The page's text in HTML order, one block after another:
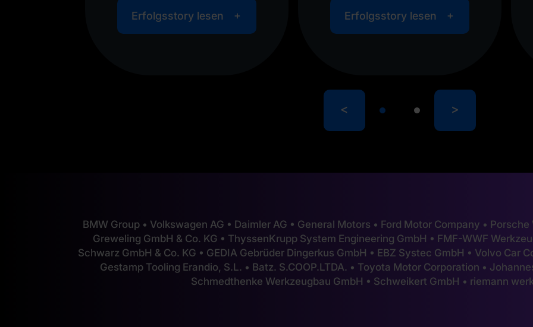
Erfolgsstory lesen Erfolgsstory lesen
< >
BMW Group • Volkswagen AG • Daimler AG • General Motors • Ford Motor Company •
Greweling GmbH & Co. KG • ThyssenKrupp System Engineering GmbH • FMF-WWF
Schwarz GmbH & Co. KG • GEDIA Gebrüder Dingerkus GmbH • EBZ Systec GmbH • Volvo Car
Gestamp Tooling Erandio, S.L. • Batz. S.COOP.LTDA. • Toyota Motor Corporation •
Schmedthenke Werkzeugbau GmbH • Schweikert GmbH • riemann